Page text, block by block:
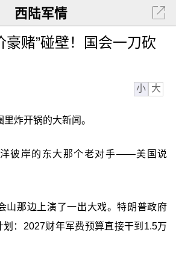
西陆军情
豪赌”碰壁！国会一刀砍
小 大
炸开锅的大新闻。
彼岸的东大那个老对手——美国说
山那边上演了一出大戏。特朗普政府
：2027财年军费预算直接干到1.5万